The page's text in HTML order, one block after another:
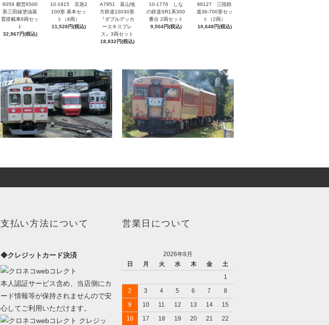
6059 都営6500
形三田線塗油装
置搭載車8両セッ
ト
32,967円(税込)
10-1815 京急2
100形 基本セッ
ト（4両）
11,528円(税込)
A7951 富山地
方鉄道10030形
『ダブルデッカ
ーエキスプレ
ス』3両セット
18,832円(税込)
10-1776 しな
の鉄道SR1系300
番台 2両セット
9,504円(税込)
98127 三陸鉄
道36‐700形セッ
ト（2両）
10,648円(税込)
支払い方法について
◆クレジットカード決済
本人認証サービス含め、当店側にカ
ード情報等が保持されませんので安
心してご利用いただけます。
営業日について
2026年8月
日
月 火 水 木 金
土
1
2
3 4 5 6 7
8
9
10 11 12 13 14
15
16
17 18 19 20 21
22